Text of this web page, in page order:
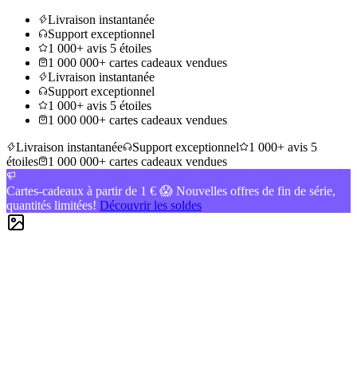
Livraison instantanée
Support exceptionnel
1 000+ avis 5 étoiles
1 000 000+ cartes cadeaux vendues
Livraison instantanée
Support exceptionnel
1 000+ avis 5 étoiles
1 000 000+ cartes cadeaux vendues
Livraison instantanée
Support exceptionnel
1 000+ avis 5
étoiles
1 000 000+ cartes cadeaux vendues
Cartes-cadeaux à partir de 1 € 😱 Nouvelles offres de fin de série,
quantités limitées! Découvrir les soldes